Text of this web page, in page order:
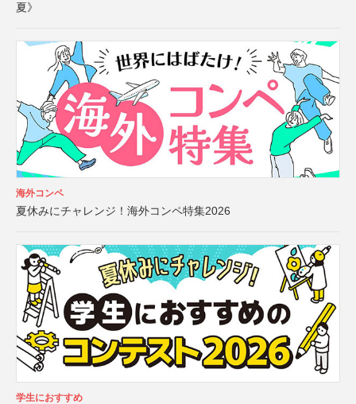
夏》
海外コンペ
夏休みにチャレンジ！海外コンペ特集2026
学生におすすめ